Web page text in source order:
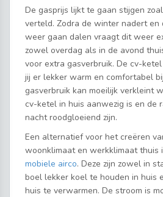
De gasprijs lijkt te gaan stijgen
verteld. Zodra de winter nadert en
weer gaan dalen vraagt dit weer
zowel overdag als in de avond
voor extra gasverbruik. De cv-
jij er lekker warm en comfortabel
gasverbruik kan moeilijk verkleint
cv-ketel in huis aanwezig is en de
nacht roodgloeiend zijn.
Een alternatief voor het creëren
woonklimaat en werkklimaat thuis
mobiele airco. Deze zijn zowel in
boel lekker koel te houden in huis
huis te verwarmen. De stroom is